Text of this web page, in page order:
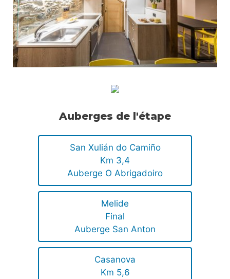
Auberges de l'étape
San Xulián do Camiño
Km 3,4
Auberge O Abrigadoiro
Melide
Final
Auberge San Anton
Casanova
Km 5,6